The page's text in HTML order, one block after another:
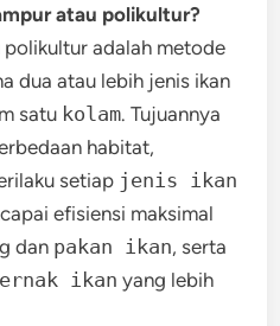
atau polikultur?
polikultur adalah metode
dua atau lebih jenis ikan
satu kolam. Tujuannya
habitat,
setiap jenis ikan
efisiensi maksimal
dan pakan ikan, serta
ikan yang lebih